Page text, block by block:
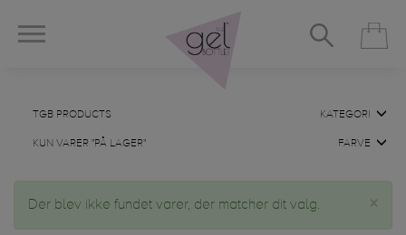
TGB PRODUCTS
KUN VARER "PÅ LAGER"
KATEGORI
FARVE
×
Der blev ikke fundet varer, der matcher dit valg.